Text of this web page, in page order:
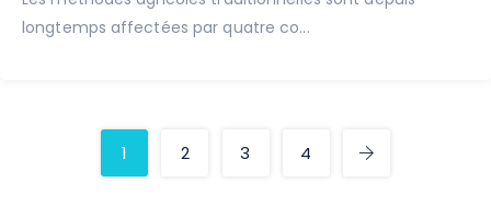
longtemps affectées par quatre co...
1 2 3 4